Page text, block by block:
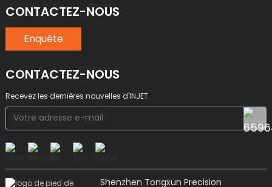
CONTACTEZ-NOUS
Enquête
CONTACTEZ-NOUS
Recevez les dernières nouvelles d'INJET
Shenzhen Tongxun Precision